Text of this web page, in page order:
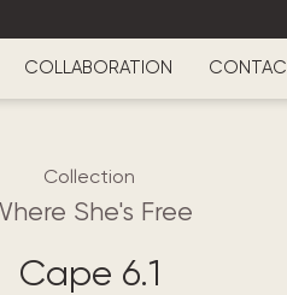
COLLABORATION
Collection
She's Free
Cape 6.1